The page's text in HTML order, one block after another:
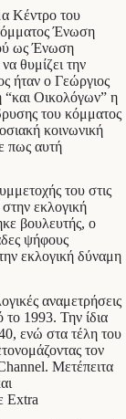
Κέντρο του
Ένωση
ως Ένωση
θυμίζει την
ήταν ο Γεώργιος
Οικολόγων” η
του κόμματος
κοινωνική
πως αυτή
του στις
εκλογική
βουλευτής, ο
ψήφους
εκλογική δύναμη
αναμετρήσεις
το 1993. Την ίδια
ενώ στα τέλη του
τον
Μετέπειτα
Extra